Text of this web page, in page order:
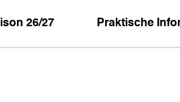
26/27 Praktische